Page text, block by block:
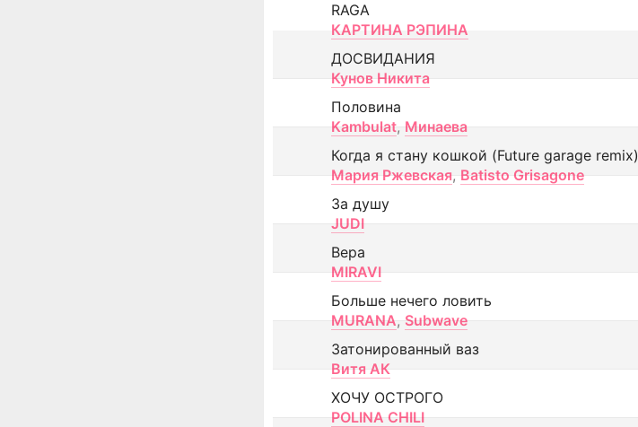
RAGA
КАРТИНА РЭПИНА
ДОСВИДАНИЯ
Кунов Никита
Половина
Kambulat, Минаева
Когда я стану кошкой (Future garage remix)
Мария Ржевская, Batisto Grisagone
За душу
JUDI
Вера
MIRAVI
Больше нечего ловить
MURANA, Subwave
Затонированный ваз
Витя АК
ХОЧУ ОСТРОГО
POLINA CHILI